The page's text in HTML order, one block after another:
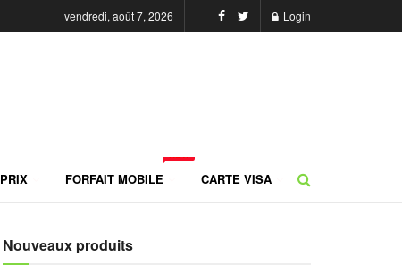
vendredi, août 7, 2026 Login
PRIX FORFAIT MOBILE CARTE VISA
Nouveaux produits